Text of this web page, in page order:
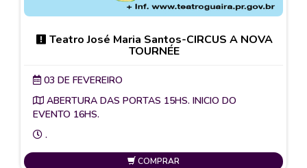
Teatro José Maria Santos-CIRCUS A NOVA
TOURNÉE
03 DE FEVEREIRO
ABERTURA DAS PORTAS 15HS. INICIO DO
EVENTO 16HS.
.
COMPRAR